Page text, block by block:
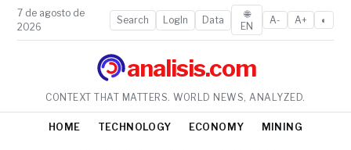
7 de agosto de
2026
Search LogIn Data
🌐
EN
A- A+ ◐
analisis.com
CONTEXT THAT MATTERS. WORLD NEWS, ANALYZED.
HOME TECHNOLOGY ECONOMY MINING